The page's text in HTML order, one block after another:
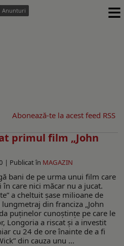
Anunturi ≡
Abonează-te la acest feed RSS
primul film „John
| Publicat în MAGAZIN
bani de pe urma unui film care
care nici măcar nu a jucat.
a cheltuit șase milioane de
din franciza „John
puținelor cunoștințe pe care le
Longoria a riscat și a investit
cu 24 de ore înainte de a fi
din cauza unu ...